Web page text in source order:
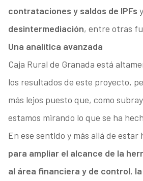
contrataciones y saldos de IPFs
desintermediación, entre otras
Una analítica avanzada
Caja Rural de Granada está
los resultados de este proyecto,
más lejos puesto que, como
estamos mirando lo que se ha
En ese sentido y más allá de estar
para ampliar el alcance de la
al área financiera y de control,